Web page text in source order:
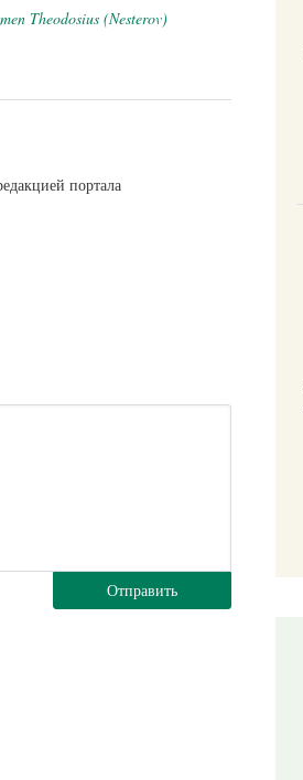
Theodosius (Nesterov)
портала
Отправить